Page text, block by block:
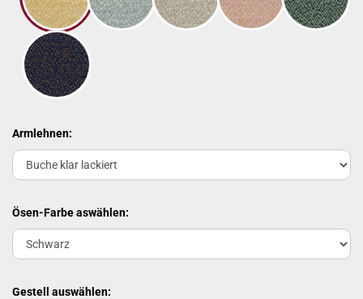
Armlehnen:
Ösen-Farbe aswählen:
Gestell auswählen: